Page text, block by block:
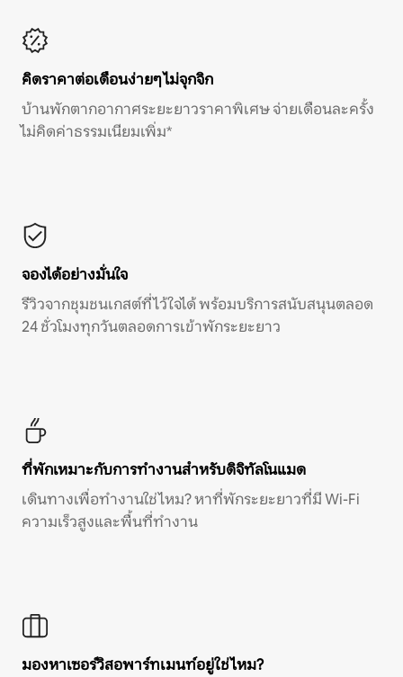
คิดราคาต่อเดือนง่ายๆ ไม่จุกจิก
บ้านพักตากอากาศระยะยาวราคาพิเศษ จ่ายเดือนละครั้ง
ไม่คิดค่าธรรมเนียมเพิ่ม*
จองได้อย่างมั่นใจ
รีวิวจากชุมชนเกสต์ที่ไว้ใจได้ พร้อมบริการสนับสนุนตลอด
24 ชั่วโมงทุกวันตลอดการเข้าพักระยะยาว
ที่พักเหมาะกับการทำงานสำหรับดิจิทัลโนแมด
เดินทางเพื่อทำงานใช่ไหม? หาที่พักระยะยาวที่มี Wi-Fi
ความเร็วสูงและพื้นที่ทำงาน
มองหาเซอร์วิสอพาร์ทเมนท์อยู่ใช่ไหม?